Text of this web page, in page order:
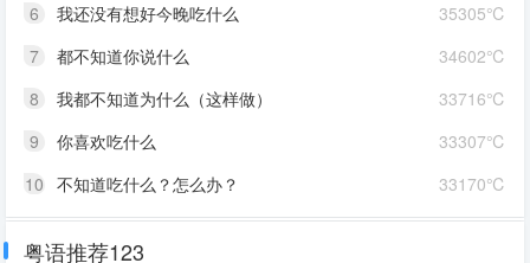
35305℃
6
我还没有想好今晚吃什么
34602℃
7
都不知道你说什么
33716℃
8
我都不知道为什么（这样做）
33307℃
9
你喜欢吃什么
33170℃
10 不知道吃什么？怎么办？
粤语推荐123